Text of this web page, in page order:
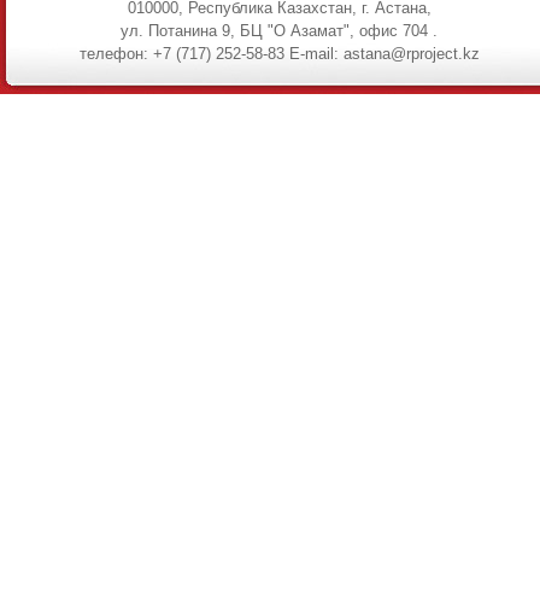
010000, Республика Казахстан, г. Астана,
ул. Потанина 9, БЦ "О Азамат", офис 704 .
телефон: +7 (717) 252-58-83 E-mail: astana@rproject.kz